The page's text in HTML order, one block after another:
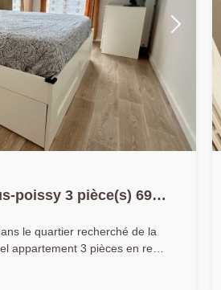
poissy 3 pièce(s) 69
le quartier recherché de la
appartement 3 pièces en rez-
récente, calme et sécurisée,
des écoles et à seulement